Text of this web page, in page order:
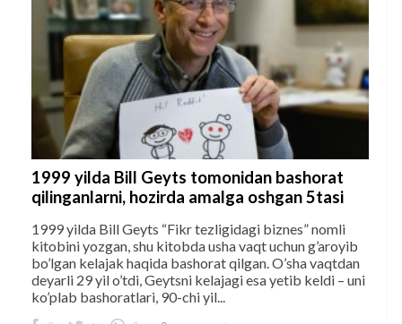
1999 yilda Bill Geyts tomonidan bashorat
qilinganlarni, hozirda amalga oshgan 5tasi
1999 yilda Bill Geyts “Fikr tezligidagi biznes” nomli
kitobini yozgan, shu kitobda usha vaqt uchun g’aroyib
bo’lgan kelajak haqida bashorat qilgan. O’sha vaqtdan
deyarli 29 yil o’tdi, Geytsni kelajagi esa yetib keldi – uni
ko’plab bashoratlari, 90-chi yil...